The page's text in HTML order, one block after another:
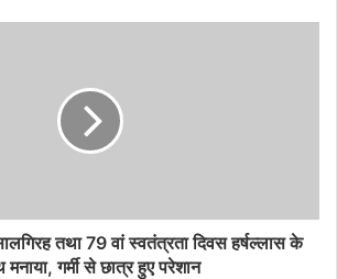
तथा 79 वां स्वतंत्रता दिवस हर्षल्लास के
मनाया, गर्मी से छात्र हुए परेशान